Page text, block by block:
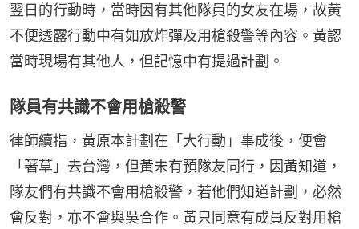
翌日的行動時，當時因有其他隊員的女友在場，故黃
不便透露行動中有如放炸彈及用槍殺警等內容。黃認
當時現場有其他人，但記憶中有提過計劃。
隊員有共識不會用槍殺警
律師續指，黃原本計劃在「大行動」事成後，便會
「著草」去台灣，但黃未有預隊友同行，因黃知道，
隊友們有共識不會用槍殺警，若他們知道計劃，必然
會反對，亦不會與吳合作。黃只同意有成員反對用槍